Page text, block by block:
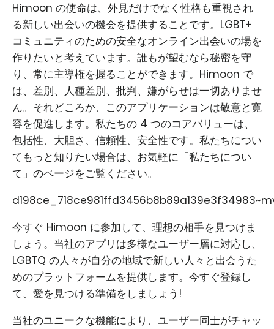
Himoon の使命は、外見だけでなく性格も重視され
る新しい出会いの機会を提供することです。LGBT+
コミュニティのための安全なオンライン出会いの場を
作りたいと考えています。誰もが望むなら秘密を守
り、常に主導権を握ることができます。Himoon で
は、差別、人種差別、批判、嫌がらせは一切ありませ
ん。それどころか、このアプリケーションは敬意と寛
容を促進します。私たちの 4 つのコアバリューは、
包括性、大胆さ、信頼性、安全性です。私たちについ
てもっと知りたい場合は、お気軽に「私たちについ
て」のページをご覧ください。
今すぐ Himoon に参加して、理想の相手を見つけま
しょう。当社のアプリは多様なユーザー層に対応し、
LGBTQ の人々が自分の地域で新しい人々と出会うた
めのプラットフォームを提供します。今すぐ登録し
て、愛を見つける準備をしましょう!
当社のユニークな機能により、ユーザー同士がチャッ